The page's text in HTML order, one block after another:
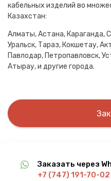
кабельных изделий во
Казахстан:
Алматы, Астана, Караганда,
Уральск, Тараз, Кокшетау,
Павлодар, Петропавловск,
Атырау, и другие города.
Заказать через
+7 (747) 191-70-02